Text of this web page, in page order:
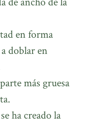
en forma
doblar en
más gruesa
ha creado la